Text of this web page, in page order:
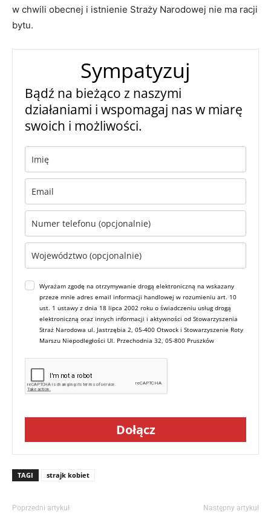
w chwili obecnej i istnienie Straży Narodowej nie ma racji
bytu.
Sympatyzuj
Bądź na bieżąco z naszymi
działaniami i wspomagaj nas w miarę
swoich i możliwości.
Wyrażam zgodę na otrzymywanie drogą elektroniczną na wskazany
przeze mnie adres email informacji handlowej w rozumieniu art. 10
ust. 1 ustawy z dnia 18 lipca 2002 roku o świadczeniu usług drogą
elektroniczną oraz innych informacji i aktywności od Stowarzyszenia
Straż Narodowa ul. Jastrzębia 2, 05-400 Otwock i Stowarzyszenie Roty
Marszu Niepodległości Ul. Przechodnia 32, 05-800 Pruszków
Dołącz
TAGI strajk kobiet
Poprzedni artykuł Następny artykuł